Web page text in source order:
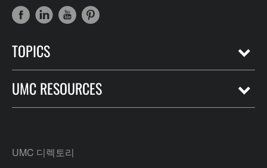
TOPICS
UMC RESOURCES
UMC 디렉토리